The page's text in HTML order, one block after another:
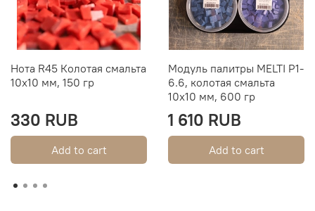
Нота R45 Колотая смальта
10х10 мм, 150 гр
330 RUB
Add to cart
Модуль палитры MELTI P1-
6.6, колотая смальта
10х10 мм, 600 гр
1 610 RUB
Add to cart